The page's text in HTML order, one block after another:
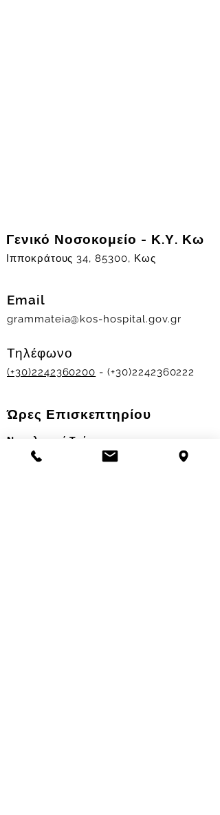
Γενικό Νοσοκομείο - Κ.Υ. Κω
Ιπποκράτους 34, 85300, Κως
Email
grammateia@kos-hospital.gov.gr
Τηλέφωνο
(+30)2242360200 - (+30)2242360222
Ώρες Επισκεπτηρίου
Νοσηλευτικά Τμήματα
Χειμερινό ωράριο: 11.00-13.00
17.30-19.30